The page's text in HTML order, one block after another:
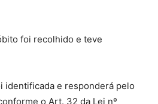
foi recolhido e teve
identificada e responderá pelo
o Art. 32 da Lei nº